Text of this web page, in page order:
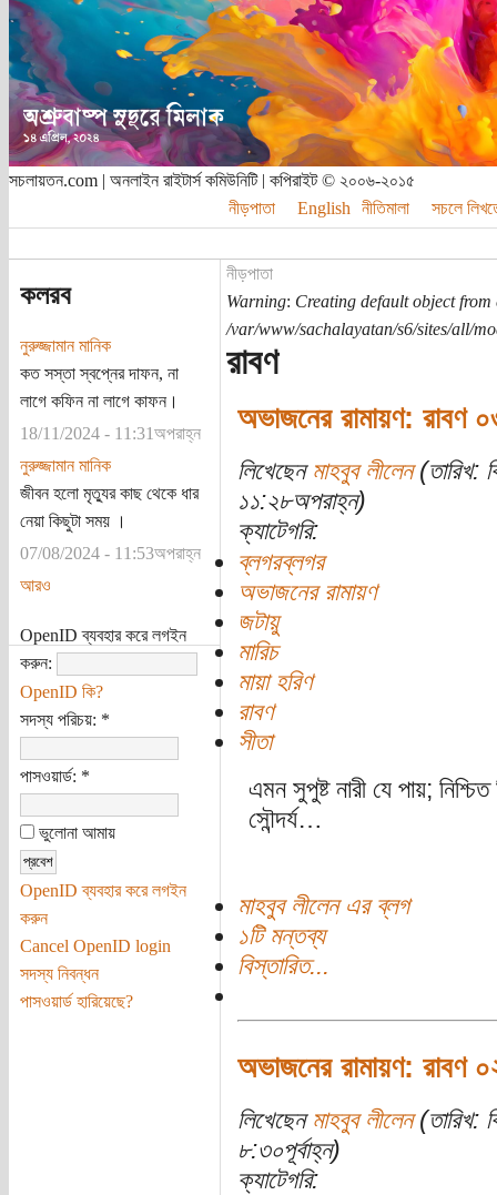
সচলায়তন.com | অনলাইন রাইটার্স কমিউনিটি | কপিরাইট © ২০০৬-২০১৫
নীড়পাতা
English নীতিমালা সচলে
কলরব
নুরুজ্জামান মানিক
কত সস্তা স্বপ্নের দাফন, না
লাগে কফিন না লাগে কাফন।
18/11/2024 - 11:31অপরাহ্ন
নুরুজ্জামান মানিক
জীবন হলো মৃত্যুর কাছ থেকে ধার
নেয়া কিছুটা সময় ।
07/08/2024 - 11:53অপরাহ্ন
আরও
OpenID ব্যবহার করে লগইন
করুন:
OpenID কি?
সদস্য পরিচয়: *
পাসওয়ার্ড: *
ভুলোনা আমায়
OpenID ব্যবহার করে লগইন
করুন
Cancel OpenID login
সদস্য নিবন্ধন
পাসওয়ার্ড হারিয়েছে?
নীড়পাতা
Warning: Creating default object from
/var/www/sachalayatan/s6/sites/all/
রাবণ
অভাজনের রামায়ণ: রাবণ
লিখেছেন মাহবুব লীলেন(তারিখ:
১১:২৮অপরাহ্ন)
ক্যাটেগরি:
ব্লগরব্লগর
অভাজনের রামায়ণ
জটায়ু
মারিচ
মায়া হরিণ
রাবণ
সীতা
এমন সুপুষ্ট নারী যে পায়;
সৌন্দর্য…
মাহবুব লীলেন এর ব্লগ
১টি মন্তব্য
বিস্তারিত...
অভাজনের রামায়ণ: রাবণ
লিখেছেন মাহবুব লীলেন(তারিখ:
৮:৩০পূর্বাহ্ন)
ক্যাটেগরি: